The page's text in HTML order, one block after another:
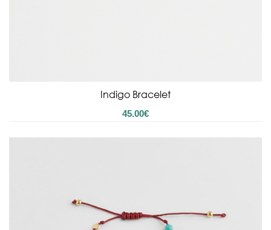
Indigo Bracelet
45.00€